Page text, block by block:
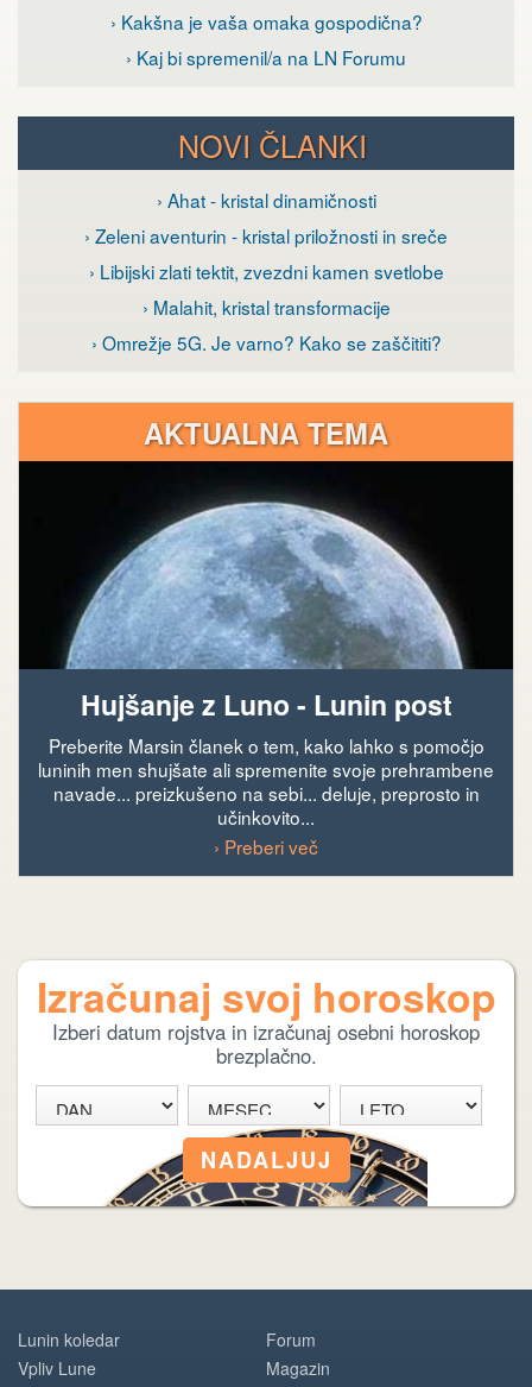
› Kakšna je vaša omaka gospodična?
› Kaj bi spremenil/a na LN Forumu
NOVI ČLANKI
› Ahat - kristal dinamičnosti
› Zeleni aventurin - kristal priložnosti in sreče
› Libijski zlati tektit, zvezdni kamen svetlobe
› Malahit, kristal transformacije
› Omrežje 5G. Je varno? Kako se zaščititi?
AKTUALNA TEMA
Hujšanje z Luno - Lunin post
Preberite Marsin članek o tem, kako lahko s pomočjo
luninih men shujšate ali spremenite svoje prehrambene
navade... preizkušeno na sebi... deluje, preprosto in
učinkovito...
› Preberi več
Izračunaj svoj horoskop
Izberi datum rojstva in izračunaj osebni horoskop
brezplačno.
Lunin koledar
Vpliv Lune
Forum
Magazin